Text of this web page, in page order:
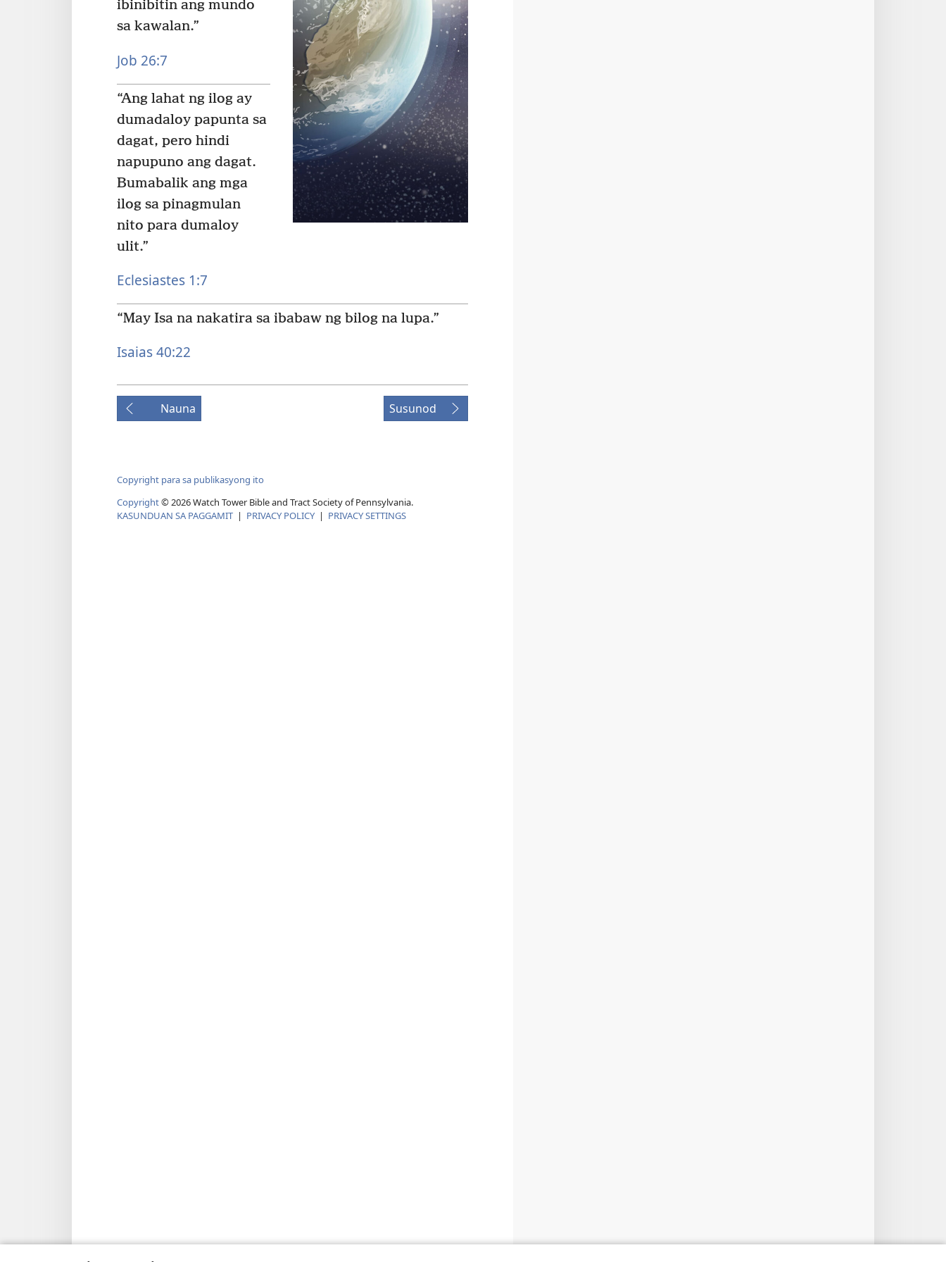
ibinibitin ang mundo
sa kawalan.”
Job 26:7
“Ang lahat ng ilog ay
dumadaloy papunta sa
dagat, pero hindi
napupuno ang dagat.
Bumabalik ang mga
ilog sa pinagmulan
nito para dumaloy
ulit.”
Eclesiastes 1:7
“May Isa na nakatira sa ibabaw ng bilog na lupa.”
Isaias 40:22
Nauna Susunod
Copyright para sa publikasyong ito
Copyright© 2026 Watch Tower Bible and Tract Society of Pennsylvania.
KASUNDUAN SA PAGGAMIT | PRIVACY POLICY | PRIVACY SETTINGS